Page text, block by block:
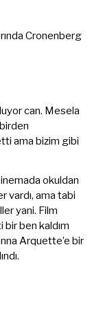
Cronenberg
can. Mesela
ama bizim gibi
okuldan
vardı, ama tabi
yani. Film
ben kaldım
Arquette’e bir